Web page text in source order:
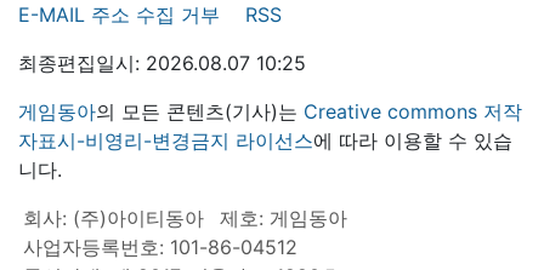
E-MAIL 주소 수집 거부
RSS
최종편집일시: 2026.08.07 10:25
게임동아의 모든 콘텐츠(기사)는 Creative commons 저작
자표시-비영리-변경금지 라이선스에 따라 이용할 수 있습
니다.
회사: (주)아이티동아
제호: 게임동아
사업자등록번호: 101-86-04512